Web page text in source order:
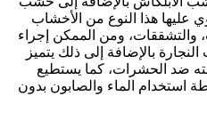
عليها هذا النوع من الأخشاب
والتشققات، ومن الممكن إجراء
بالإضافة إلى ذلك يتميز
ضد الحشرات، كما يستطيع
استخدام الماء والصابون بدون